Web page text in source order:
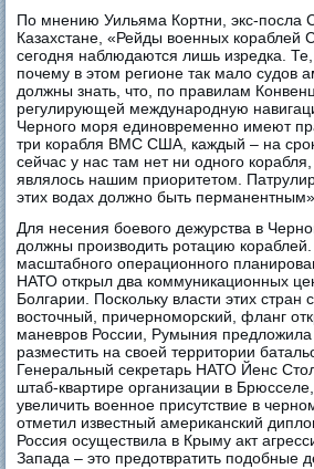
По мнению Уильяма Кортни, экс-посла
Казахстане, «Рейды военных
сегодня наблюдаются лишь изредка. Те,
почему в этом регионе так мало судов
должны знать, что, по правилам
регулирующей международную
Черного моря единовременно имеют
три корабля ВМС США, каждый – на
сейчас у нас там нет ни одного корабля,
являлось нашим приоритетом.
этих водах должно быть
Для несения боевого дежурства в
должны производить ротацию
масштабного операционного
НАТО открыл два коммуникационных
Болгарии. Поскольку власти этих стран
восточный, причерноморский, фланг
маневров России, Румыния предложила
разместить на своей территории
Генеральный секретарь НАТО Йенс
штаб-квартире организации в
увеличить военное присутствие в
отметил известный американский
Россия осуществила в Крыму акт
Запада – это предотвратить подобные